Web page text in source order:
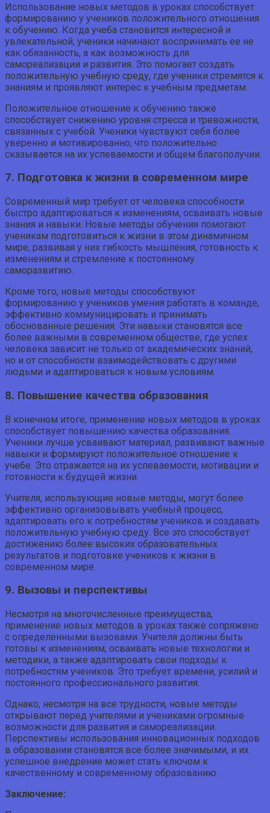
Использование новых методов в уроках способствует
формированию у учеников положительного отношения
к обучению. Когда учеба становится интересной и
увлекательной, ученики начинают воспринимать ее не
как обязанность, а как возможность для
самореализации и развития. Это помогает создать
положительную учебную среду, где ученики стремятся к
знаниям и проявляют интерес к учебным предметам.
Положительное отношение к обучению также
способствует снижению уровня стресса и тревожности,
связанных с учебой. Ученики чувствуют себя более
уверенно и мотивированно, что положительно
сказывается на их успеваемости и общем благополучии.
7. Подготовка к жизни в современном мире
Современный мир требует от человека способности
быстро адаптироваться к изменениям, осваивать новые
знания и навыки. Новые методы обучения помогают
ученикам подготовиться к жизни в этом динамичном
мире, развивая у них гибкость мышления, готовность к
изменениям и стремление к постоянному
саморазвитию.
Кроме того, новые методы способствуют
формированию у учеников умения работать в команде,
эффективно коммуницировать и принимать
обоснованные решения. Эти навыки становятся все
более важными в современном обществе, где успех
человека зависит не только от академических знаний,
но и от способности взаимодействовать с другими
людьми и адаптироваться к новым условиям.
8. Повышение качества образования
В конечном итоге, применение новых методов в уроках
способствует повышению качества образования.
Ученики лучше усваивают материал, развивают важные
навыки и формируют положительное отношение к
учебе. Это отражается на их успеваемости, мотивации и
готовности к будущей жизни.
Учителя, использующие новые методы, могут более
эффективно организовывать учебный процесс,
адаптировать его к потребностям учеников и создавать
положительную учебную среду. Все это способствует
достижению более высоких образовательных
результатов и подготовке учеников к жизни в
современном мире.
9. Вызовы и перспективы
Несмотря на многочисленные преимущества,
применение новых методов в уроках также сопряжено
с определенными вызовами. Учителя должны быть
готовы к изменениям, осваивать новые технологии и
методики, а также адаптировать свои подходы к
потребностям учеников. Это требует времени, усилий и
постоянного профессионального развития.
Однако, несмотря на все трудности, новые методы
открывают перед учителями и учениками огромные
возможности для развития и самореализации.
Перспективы использования инновационных подходов
в образовании становятся все более значимыми, и их
успешное внедрение может стать ключом к
качественному и современному образованию.
Заключение: